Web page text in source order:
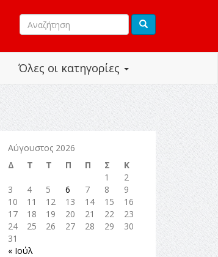
Όλες οι κατηγορίες
Αύγουστος 2026
Δ
Τ Τ Π Π Σ
Κ
1
2
3
4 5 6 7 8
9
10
11 12 13 14 15
16
17
18 19 20 21 22
23
24
25 26 27 28 29
30
31
« Ιούλ